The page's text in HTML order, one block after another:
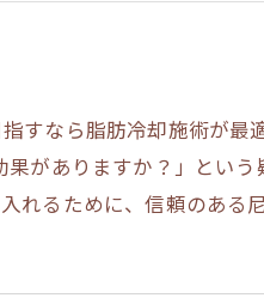
すなら脂肪冷却施術が
果がありますか？」とい
れるために、信頼のある